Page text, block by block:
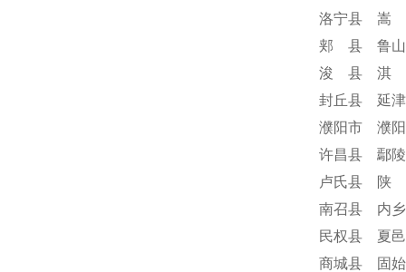
洛宁县 嵩
郏 县 鲁
浚 县 淇
封丘县 延
濮阳市 濮
许昌县 鄢
卢氏县 陕
南召县 内
民权县 夏
商城县 固